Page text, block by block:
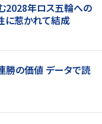
2028年ロス五輪への
に惹かれて結成
勝の価値 データで読